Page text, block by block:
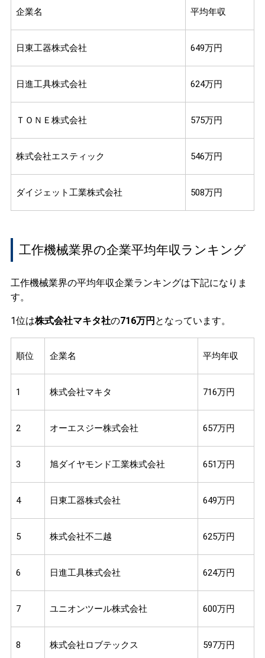
企業名 平均年収
日東工器株式会社 649万円
日進工具株式会社 624万円
ＴＯＮＥ株式会社 575万円
株式会社エスティック 546万円
ダイジェット工業株式会社 508万円
工作機械業界の企業平均年収ランキング
工作機械業界の平均年収企業ランキングは下記になりま
す。
1位は株式会社マキタ社の716万円 となっています。
順位 企業名 平均年収
1 株式会社マキタ 716万円
2 オーエスジー株式会社 657万円
3 旭ダイヤモンド工業株式会社 651万円
4 日東工器株式会社 649万円
5 株式会社不二越 625万円
6 日進工具株式会社 624万円
7 ユニオンツール株式会社 600万円
8 株式会社ロブテックス 597万円